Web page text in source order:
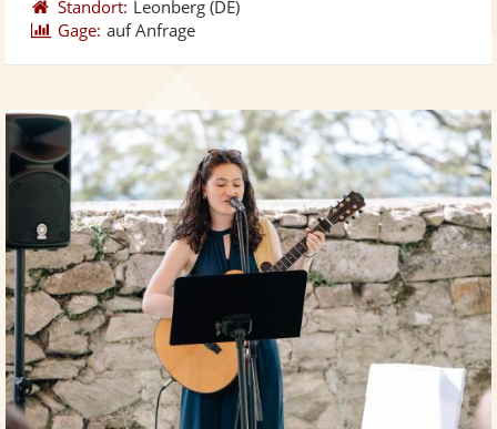
Standort: Leonberg (DE)
Gage: auf Anfrage